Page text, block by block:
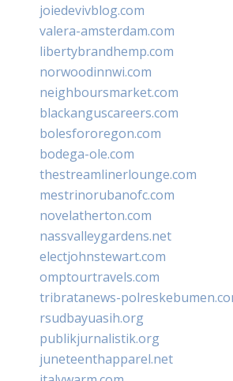
joiedevivblog.com
valera-amsterdam.com
libertybrandhemp.com
norwoodinnwi.com
neighboursmarket.com
blackanguscareers.com
bolesfororegon.com
bodega-ole.com
thestreamlinerlounge.com
mestrinorubanofc.com
novelatherton.com
nassvalleygardens.net
electjohnstewart.com
omptourtravels.com
tribratanews-
rsudbayuasih.org
publikjurnalistik.org
juneteenthapparel.net